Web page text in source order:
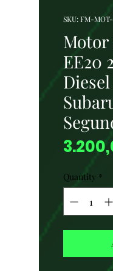
SKU: FM-MOT-
Motor
EE20
Diesel
Quantity *